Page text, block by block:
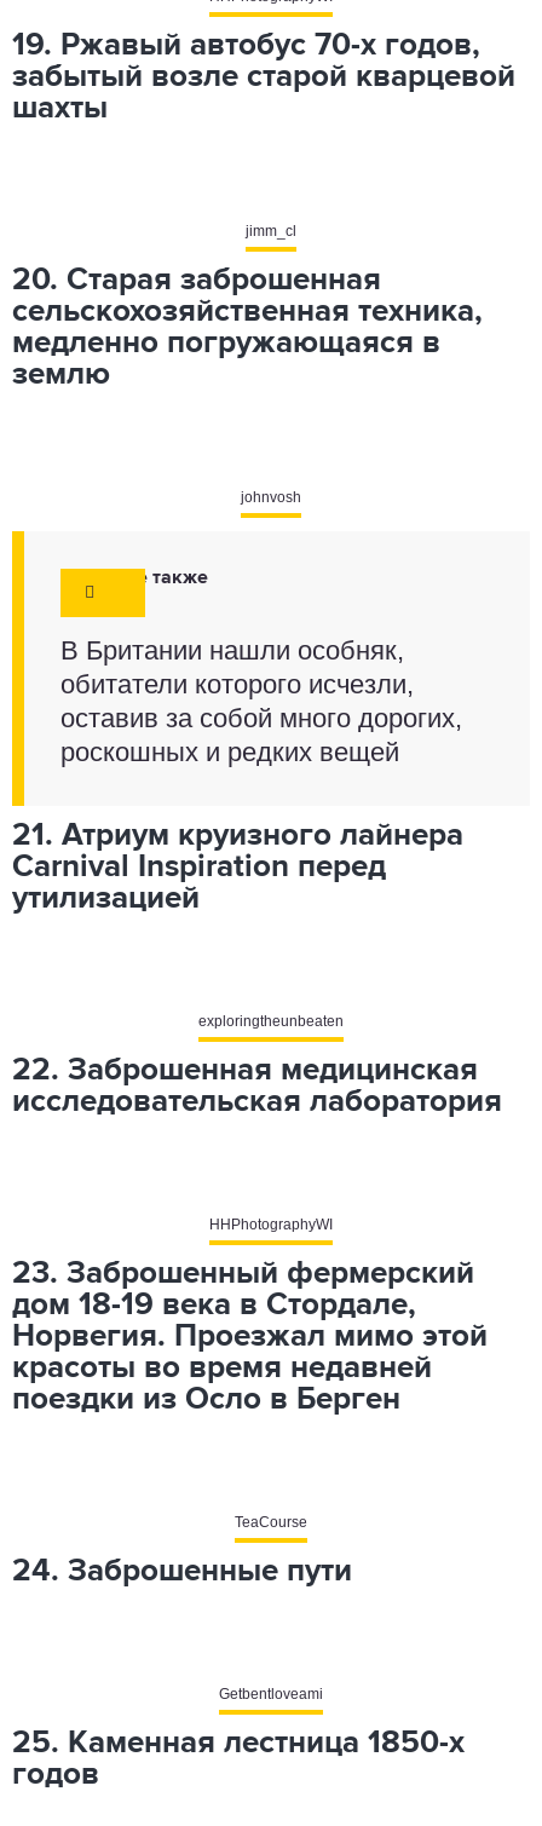
19. Ржавый автобус 70-х годов,
забытый возле старой кварцевой
шахты
jimm_cl
20. Старая заброшенная
сельскохозяйственная техника,
медленно погружающаяся в
землю
johnvosh
Смотрите также
В Британии нашли особняк,
обитатели которого исчезли,
оставив за собой много дорогих,
роскошных и редких вещей
21. Атриум круизного лайнера
Carnival Inspiration перед
утилизацией
exploringtheunbeaten
22. Заброшенная медицинская
исследовательская лаборатория
HHPhotographyWI
23. Заброшенный фермерский
дом 18-19 века в Стордале,
Норвегия. Проезжал мимо этой
красоты во время недавней
поездки из Осло в Берген
TeaCourse
24. Заброшенные пути
Getbentloveami
25. Каменная лестница 1850-х
годов